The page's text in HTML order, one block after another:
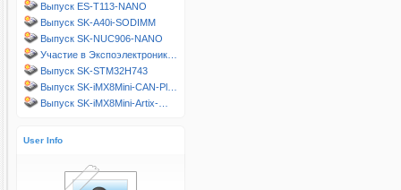
Выпуск ES-T113-NANO
Выпуск SK-A40i-SODIMM
Выпуск SK-NUC906-NANO
Участие в Экспоэлектроник…
Выпуск SK-STM32H743
Выпуск SK-iMX8Mini-CAN-Pl…
Выпуск SK-iMX8Mini-Artix-…
User Info